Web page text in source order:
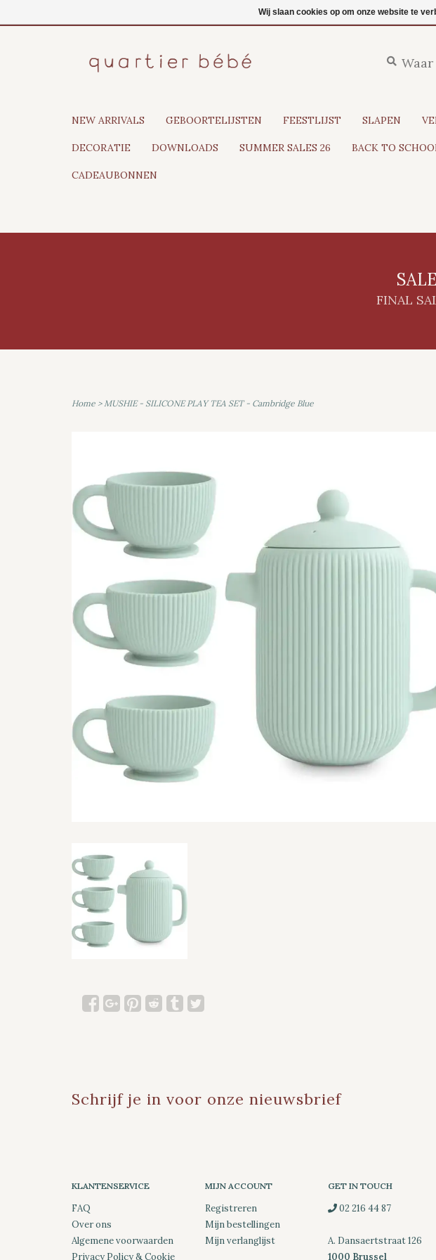
NEW ARRIVALS GEBOORTELIJSTEN FEESTLIJST SLAPEN
DECORATIE DOWNLOADS SUMMER SALES 26 BACK TO
CADEAUBONNEN
FINAL
Home >MUSHIE - SILICONE PLAY TEA SET - Cambridge Blue
Schrijf je in voor onze nieuwsbrief
KLANTENSERVICE
FAQ
Over ons
Algemene voorwaarden
Privacy Policy & Cookie
MIJN ACCOUNT
Registreren
Mijn bestellingen
Mijn verlanglijst
GET IN TOUCH
02 216 44 87
A. Dansaertstraat 126
1000 Brussel
Wij slaan cookies op om onze website te